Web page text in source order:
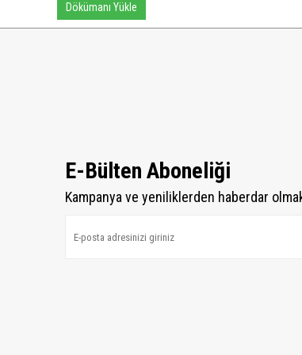
Dökümanı Yükle
E-Bülten Aboneliği
Kampanya ve yeniliklerden haberdar